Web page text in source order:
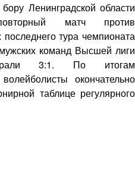
Ленинградской области
матч против
тура чемпионата
команд Высшей лиги
3:1. По итогам
окончательно
таблице регулярного